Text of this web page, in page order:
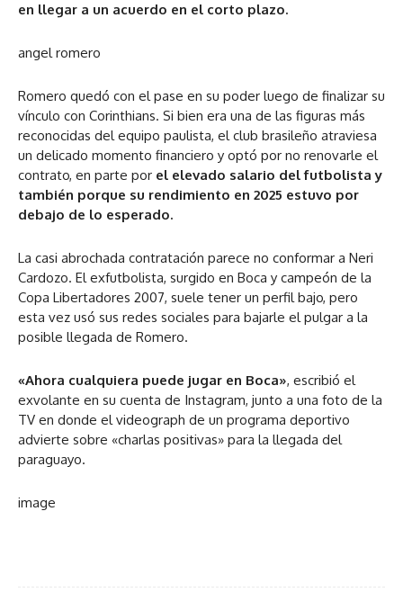
en llegar a un acuerdo en el corto plazo.
angel romero
Romero quedó con el pase en su poder luego de finalizar su
vínculo con Corinthians. Si bien era una de las figuras más
reconocidas del equipo paulista, el club brasileño atraviesa
un delicado momento financiero y optó por no renovarle el
contrato, en parte por el elevado salario del futbolista y
también porque su rendimiento en 2025 estuvo por
debajo de lo esperado.
La casi abrochada contratación parece no conformar a Neri
Cardozo. El exfutbolista, surgido en Boca y campeón de la
Copa Libertadores 2007, suele tener un perfil bajo, pero
esta vez usó sus redes sociales para bajarle el pulgar a la
posible llegada de Romero.
«Ahora cualquiera puede jugar en Boca», escribió el
exvolante en su cuenta de Instagram, junto a una foto de la
TV en donde el videograph de un programa deportivo
advierte sobre «charlas positivas» para la llegada del
paraguayo.
image